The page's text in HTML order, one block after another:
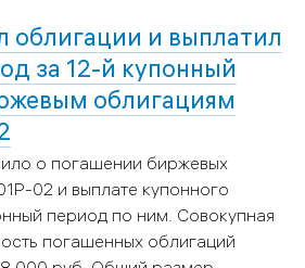
облигации и выплатил
за 12-й купонный
облигациям
о погашении биржевых
02 и выплате купонного
период по ним. Совокупная
погашенных облигаций